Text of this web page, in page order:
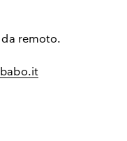
remoto.